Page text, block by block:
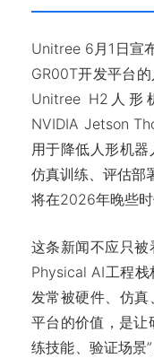
Unitree 6月1日宣
GR00T开发平台
Unitree H2人形
NVIDIA Jetson
用于降低人形机器
仿真训练、评估部
将在2026年晚些
这条新闻不应只
Physical AI工程
发常被硬件、仿
平台的价值，是让
练技能、验证场景